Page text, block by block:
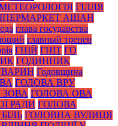
ГІЛЛЯ
АШАН
глава государства
главный тренер
ГНІЙ ГНІТ ГО
ГОДИННИК
Годовщина
ГОЛОВА ВРУ
ЗОВА ГОЛОВА ОВА
РАДИ ГОЛОВА
ГОЛОВНА ВУЛИЦЯ